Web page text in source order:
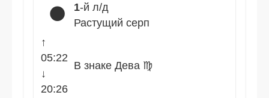
🌑 1-й л/д
Растущий серп
↑
05:22
↓
20:26
В знаке Дева ♍